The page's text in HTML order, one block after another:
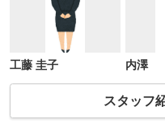
工藤 圭子 内澤
スタッフ